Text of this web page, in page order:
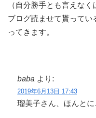
（自分勝手とも言えなく
ブログ読ませて貰ってい
ってきます。
baba より:
2019年6月13日 17:43
瑠美子さん、ほんと